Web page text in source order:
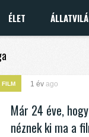
ÉLET
FILM 1 év ago
Már 24 éve,
néznek ki ma a